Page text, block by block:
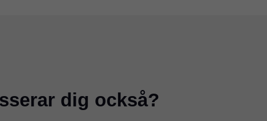
dig också?